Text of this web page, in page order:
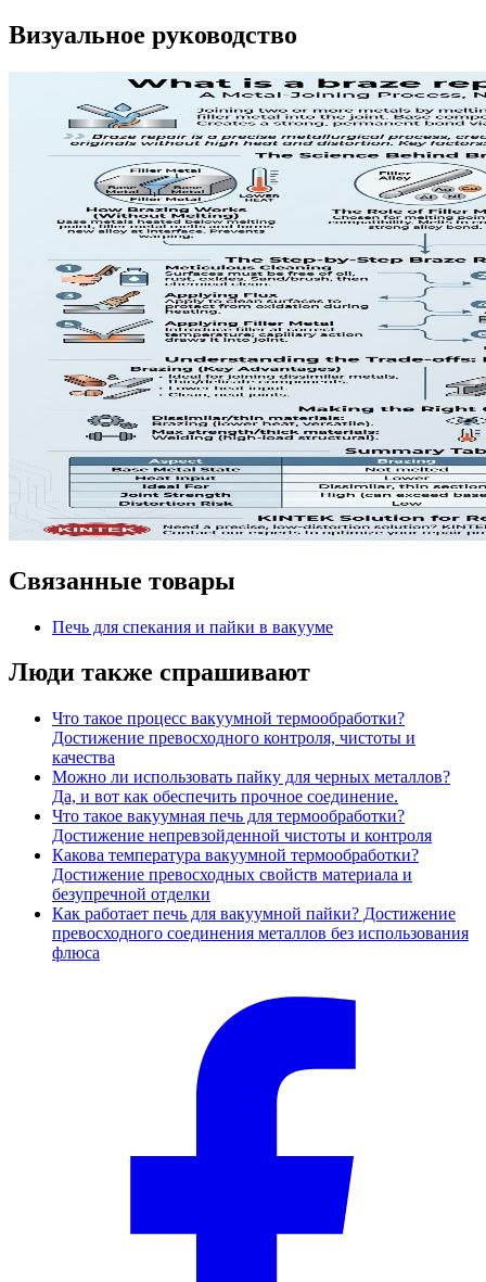
Визуальное руководство
Связанные товары
Печь для спекания и пайки в вакууме
Люди также спрашивают
Что такое процесс вакуумной термообработки?
Достижение превосходного контроля, чистоты и
качества
Можно ли использовать пайку для черных металлов?
Да, и вот как обеспечить прочное соединение.
Что такое вакуумная печь для термообработки?
Достижение непревзойденной чистоты и контроля
Какова температура вакуумной термообработки?
Достижение превосходных свойств материала и
безупречной отделки
Как работает печь для вакуумной пайки? Достижение
превосходного соединения металлов без использования
флюса